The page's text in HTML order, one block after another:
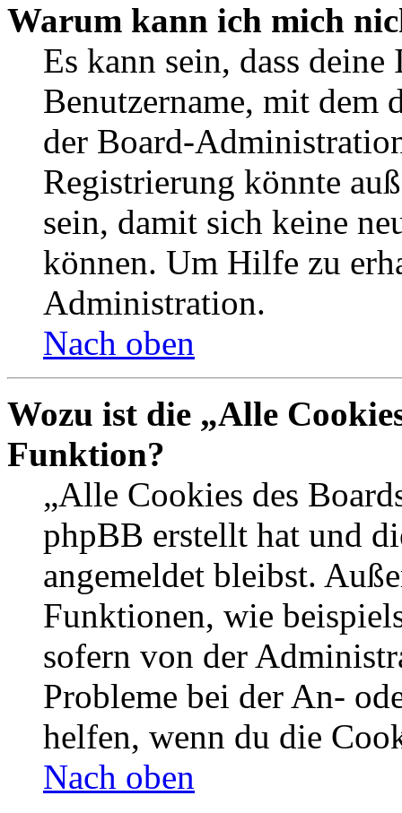
Warum kann ich mich
Es kann sein, dass
Benutzername, mit dem
der Board-
Registrierung könnte
sein, damit sich keine
können. Um Hilfe zu
Administration.
Nach oben
Wozu ist die „Alle
Funktion?
„Alle Cookies des
phpBB erstellt hat und
angemeldet bleibst.
Funktionen, wie
sofern von der
Probleme bei der An-
helfen, wenn du die
Nach oben